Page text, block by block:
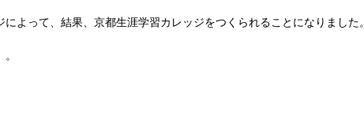
よって、結果、京都生涯学習カレッジをつくられることになりました。